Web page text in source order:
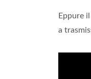
Eppure
a